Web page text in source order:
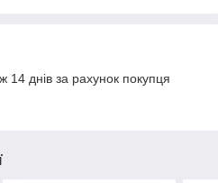
днів за рахунок покупця